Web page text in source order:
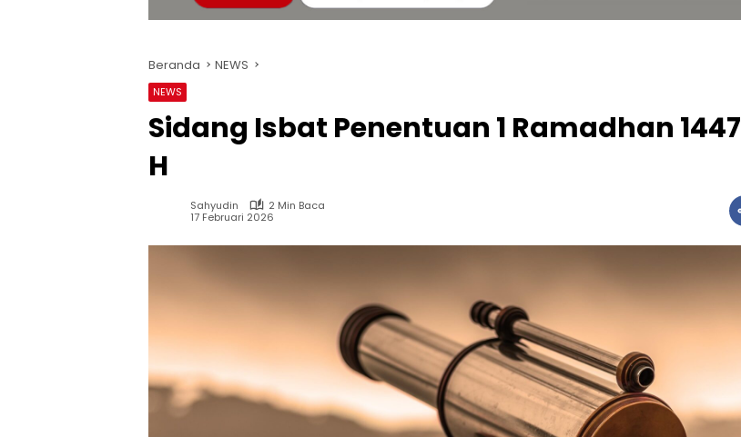
Beranda NEWS
NEWS
Sidang Isbat Penentuan 1 Ramadhan 1447
H
Sahyudin
2 Min Baca
17 Februari 2026